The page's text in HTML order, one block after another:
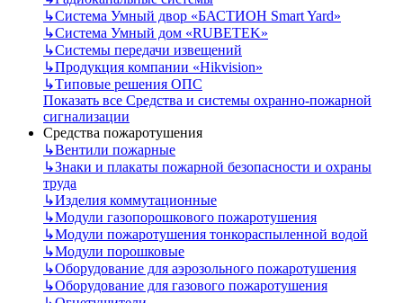
↳Система Умный двор «БАСТИОН Smart Yard»
↳Система Умный дом «RUBETEK»
↳Системы передачи извещений
↳Продукция компании «Hikvision»
↳Типовые решения ОПС
Показать все Средства и системы охранно-пожарной
сигнализации
Средства пожаротушения
↳Вентили пожарные
↳Знаки и плакаты пожарной безопасности и охраны
труда
↳Изделия коммутационные
↳Модули газопорошкового пожаротушения
↳Модули пожаротушения тонкораспыленной водой
↳Модули порошковые
↳Оборудование для аэрозольного пожаротушения
↳Оборудование для газового пожаротушения